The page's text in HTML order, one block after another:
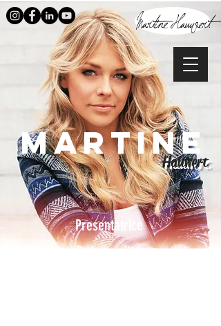
Martine Hauwert
Martine
Presentatrice
Hauwert
Dagvoorzitter